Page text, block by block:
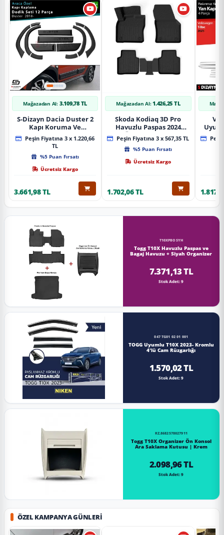
Mağazadan Al: 3.109,78 TL
S-Dizayn Dacia Duster 2
Kapı Koruma Ve
Çamurluk Kaplaması
Dodik Seti 2018 Üzeri A+
Kalite
Peşin Fiyatına 3 x 1.220,66
TL
%5 Puan Fırsatı
Ücretsiz Kargo
3.661,98 TL
Mağazadan Al: 1.426,25 TL
Skoda Kodiaq 3D Pro
Havuzlu Paspas 2024
Üzeri A+ Kalite
Peşin Fiyatına 3 x 567,35 TL
%5 Puan Fırsatı
Ücretsiz Kargo
1.702,06 TL
Yan
T10XPBOSYH
Togg T10X Havuzlu Paspas ve
Bagaj Havuzu + Siyah Organizer
7.371,13 TL
Stok Adet: 9
047 TG01 02 01 001
TOGG Uyumlu T10X 2023- Kromlu
4'lü Cam Rüzgarlığı
1.570,02 TL
Stok Adet: 9
RZ.8682578027911
Togg T10X Organizer Ön Konsol
Ara Saklama Kutusu | Krem
2.098,96 TL
Stok Adet: 9
ÖZEL KAMPANYA GÜNLERI